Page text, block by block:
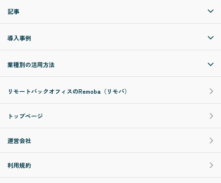
記事
導入事例
業種別の活用方法
リモートバックオフィスのRemoba（リモバ）
トップページ
運営会社
利用規約